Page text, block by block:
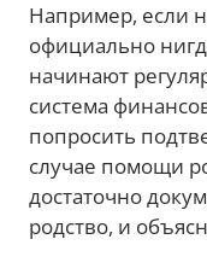
Например, если
официально
начинают
система
попросить
случае помощи
достаточно
родство, и